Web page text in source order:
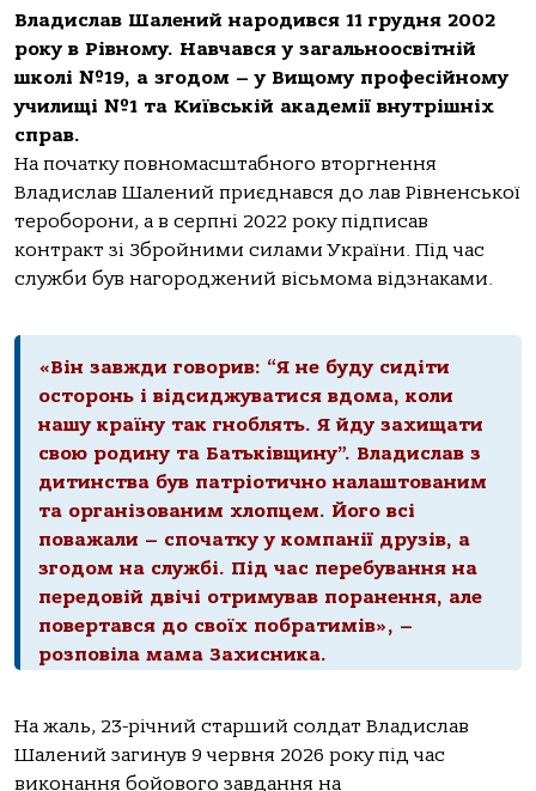
Владислав Шалений народився 11 грудня 2002
року в Рівному. Навчався у загальноосвітній
школі №19, а згодом – у Вищому професійному
училищі №1 та Київській академії внутрішніх
справ.
На початку повномасштабного вторгнення
Владислав Шалений приєднався до лав Рівненської
тероборони, а в серпні 2022 року підписав
контракт зі Збройними силами України. Під час
служби був нагороджений вісьмома відзнаками.
«Він завжди говорив: “Я не буду сидіти
осторонь і відсиджуватися вдома, коли
нашу країну так гноблять. Я йду захищати
свою родину та Батьківщину”. Владислав з
дитинства був патріотично налаштованим
та організованим хлопцем. Його всі
поважали – спочатку у компанії друзів, а
згодом на службі. Під час перебування на
передовій двічі отримував поранення, але
повертався до своїх побратимів», –
розповіла мама Захисника.
На жаль, 23-річний старший солдат Владислав
Шалений загинув 9 червня 2026 року під час
виконання бойового завдання на